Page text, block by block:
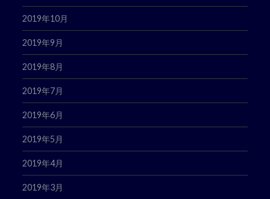
2019年10月
2019年9月
2019年8月
2019年7月
2019年6月
2019年5月
2019年4月
2019年3月